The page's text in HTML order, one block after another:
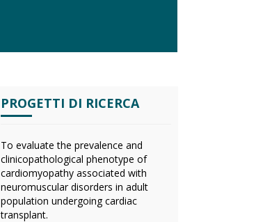
PROGETTI DI RICERCA
To evaluate the prevalence and
clinicopathological phenotype of
cardiomyopathy associated with
neuromuscular disorders in adult
population undergoing cardiac
transplant.